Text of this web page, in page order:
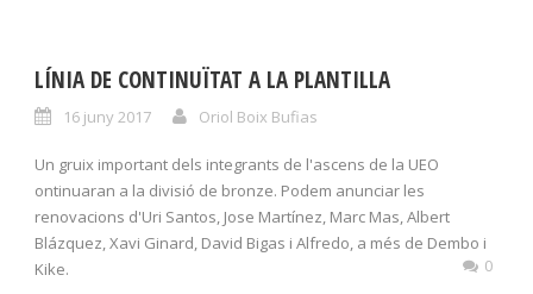
LÍNIA DE CONTINUÏTAT A LA PLANTILLA
16 juny 2017 Oriol Boix Bufias
Un gruix important dels integrants de l'ascens de la UEO
ontinuaran a la divisió de bronze. Podem anunciar les
renovacions d'Uri Santos, Jose Martínez, Marc Mas, Albert
Blázquez, Xavi Ginard, David Bigas i Alfredo, a més de Dembo i
Kike.
0